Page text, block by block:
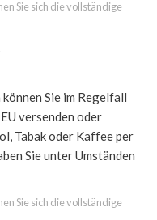
Sie sich die vollständige
Sie im Regelfall
versenden oder
Tabak oder Kaffee per
Sie unter Umständen
Sie sich die vollständige